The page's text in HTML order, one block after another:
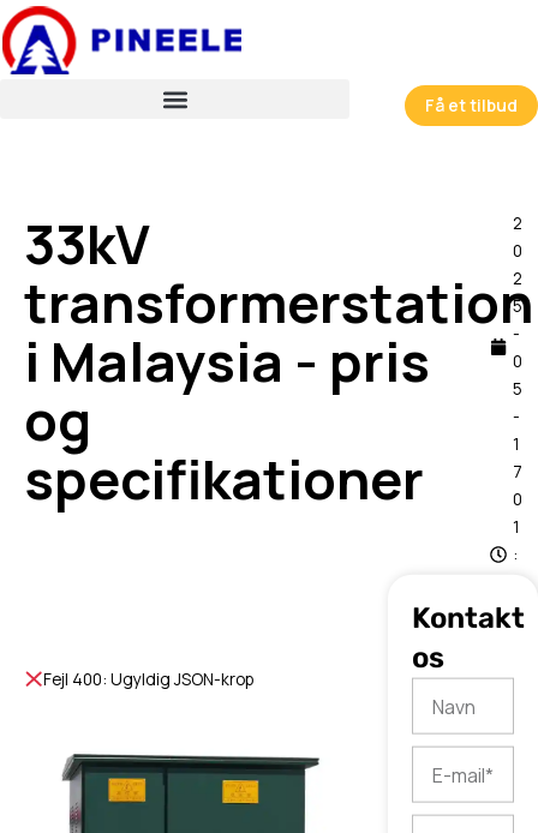
跳
至
内
Få et tilbud
33kV
transformerstation
i Malaysia - pris
og
specifikationer
2
0
2
5
-
0
5
-
1
7
0
1
:
6
Fejl 400: Ugyldig JSON-krop
Kontakt
os
mail